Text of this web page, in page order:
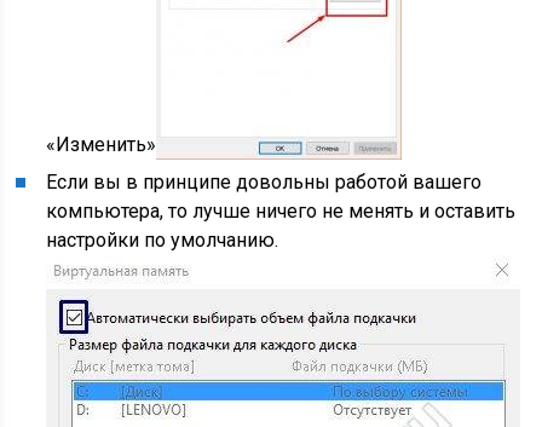
«Изменить»
Если вы в принципе довольны работой вашего
компьютера, то лучше ничего не менять и оставить
настройки по умолчанию.